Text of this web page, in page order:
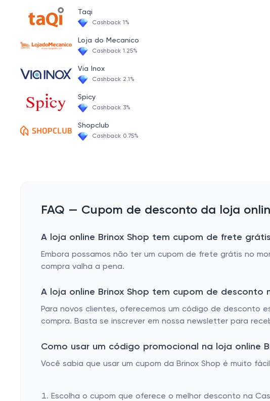
Churrasco
Taças
Lixeiras
Pia
Taqi
Cashback 1%
Loja do Mecanico
Cashback 1.25%
Via Inox
Cashback 2.1%
Spicy
Cashback 3%
Shopclub
Cashback 0.75%
FAQ — Cupom de desconto da loja
A loja online Brinox Shop tem cupom de frete
Embora possamos não ter um cupom de frete grátis no
compra valha a pena.
A loja online Brinox Shop tem cupom de desconto
Para novos clientes, oferecemos um código de desconto
compra. Basta se inscrever em nossa newsletter para
Como usar um código promocional na loja online
Você sabia que usar um cupom da Brinox Shop é muito
Escolha o cupom que oferece o melhor desconto na